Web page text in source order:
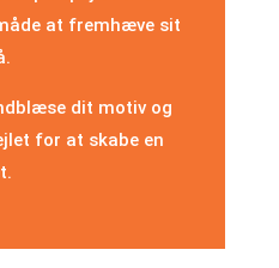
at fremhæve sit
dit motiv og
for at skabe en